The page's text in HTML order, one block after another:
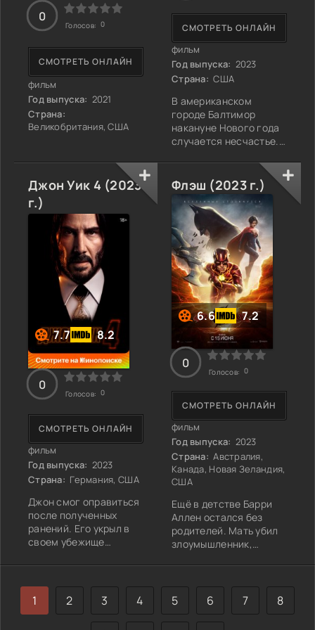
фильм
Год выпуска: 2021
Страна:
Великобритания, США
СМОТРЕТЬ ОНЛАЙН
0
Голосов: 0
фильм
Год выпуска: 2023
Страна: США
В американском
городе Балтимор
накануне Нового года
случается несчастье.
большинство жителей
увлеченно отмечали
праздник и запускали
салюты, некий маньяк-
убийца,
воспользовавшись
моментом, успел
погубить несколько
десятков человек.
Расследовать громкое
дело, держащее в
страхе всех
СМОТРЕТЬ ОНЛАЙН
Джон Уик 4 (2023
г.)
7.7 8.2
фильм
Год выпуска: 2023
Страна: Германия, США
Джон смог оправиться
после полученных
ранений. Его укрыл в
своем убежище
который затаил обиду
Как только раны
мужчины зажили, он
СМОТРЕТЬ ОНЛАЙН
0
Голосов: 0
Флэш (2023 г.)
6.6 7.2
фильм
Год выпуска: 2023
Страна: Австралия,
Канада, Новая Зеландия,
США
Ещё в детстве Барри
Аллен остался без
родителей. Мать убил
злоумышленник,
суперспособностями,
преступлении и
СМОТРЕТЬ ОНЛАЙН
0
Голосов: 0
1 2 3 4 5 6 7 8